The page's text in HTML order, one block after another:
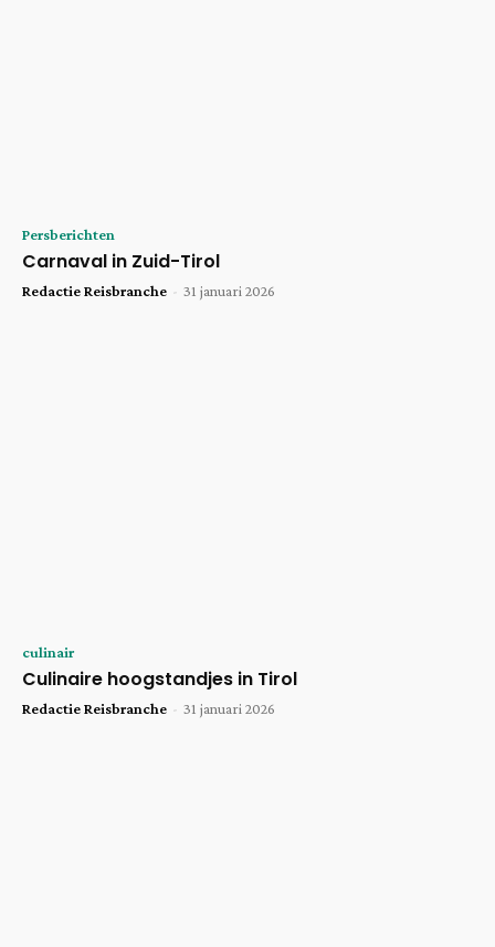
Persberichten
Carnaval in Zuid-Tirol
Redactie Reisbranche - 31 januari 2026
culinair
Culinaire hoogstandjes in Tirol
Redactie Reisbranche - 31 januari 2026